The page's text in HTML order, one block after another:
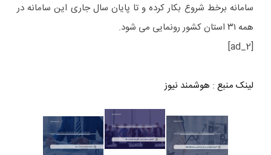
سامانه برخط شروع بکار کرده و تا پایان سال جاری این سامانه در
همه ۳۱ استان کشور رونمایی می شود.
[ad_2]
لینک منبع : هوشمند نیوز